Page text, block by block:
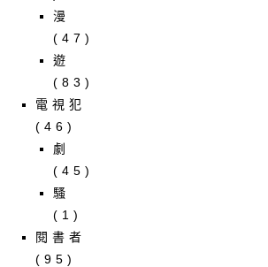
漫
(47)
遊
(83)
電視犯
(46)
劇
(45)
騷
(1)
閱書者
(95)